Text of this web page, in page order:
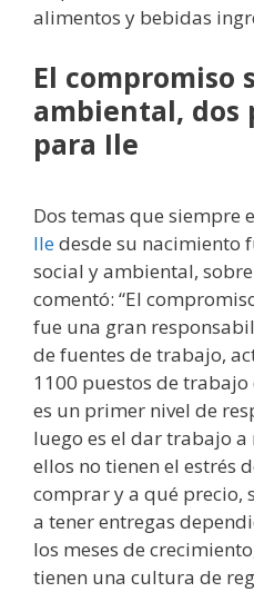
alimentos y bebidas
El compromiso
ambiental, dos
para Ile
Dos temas que siempre
Iledesde su nacimiento
social y ambiental,
comentó: “El
fue una gran
de fuentes de trabajo,
1100 puestos de trabajo
es un primer nivel de
luego es el dar trabajo
ellos no tienen el estrés
comprar y a qué precio,
a tener entregas
los meses de
tienen una cultura de